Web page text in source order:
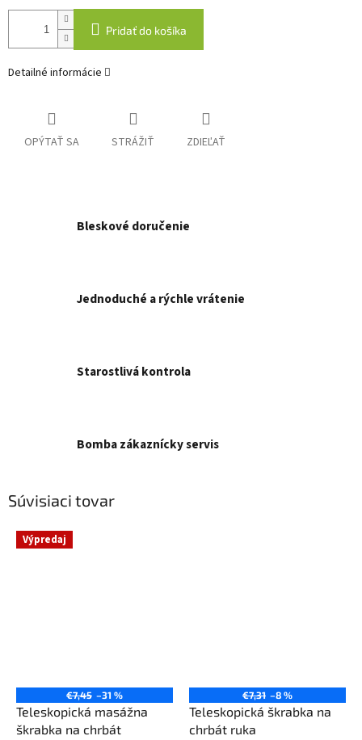
Pridať do košíka
Detailné informácie
OPÝTAŤ SA STRÁŽIŤ ZDIEĽAŤ
Bleskové doručenie
Jednoduché a rýchle vrátenie
Starostlivá kontrola
Bomba zákaznícky servis
Súvisiaci tovar
Výpredaj
€7,45 –31 %
Teleskopická masážna
škrabka na chrbát
€7,31 –8 %
Teleskopická škrabka na
chrbát ruka